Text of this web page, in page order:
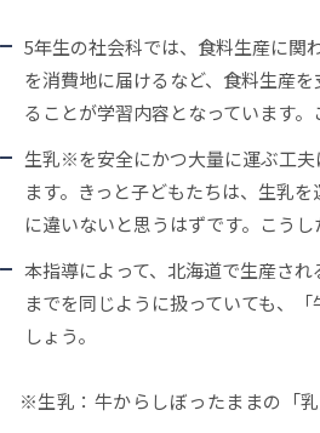
5年生の社会科では、食料生産に関
を消費地に届けるなど、食料生産
ることが学習内容となっています
生乳※を安全にかつ大量に運ぶ工夫
ます。きっと子どもたちは、生乳
に違いないと思うはずです。こう
本指導によって、北海道で生産さ
までを同じように扱っていても、
しょう。
※生乳：牛からしぼったままの「乳